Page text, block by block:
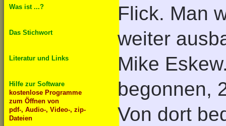
Was ist ...?
Das Stichwort
Literatur und Links
Hilfe zur Software
kostenlose Programme
zum Öffnen von
pdf-, Audio-, Video-, zip-
Dateien
Flick. Man
weiter
Mike
begonnen,
Von dort